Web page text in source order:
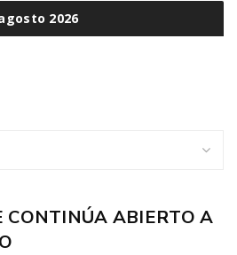
2026
CONTINÚA ABIERTO A